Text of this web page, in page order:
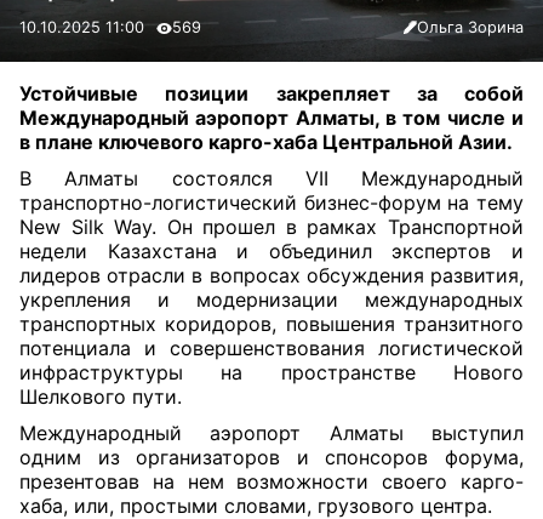
10.10.2025 11:00 569 Ольга Зорина
Устойчивые позиции закрепляет за собой
Международный аэропорт Алматы, в том числе и
в плане ключевого карго-хаба Центральной Азии.
В Алматы состоялся VII Международный
транспортно-логистический бизнес-форум на тему
New Silk Way. Он прошел в рамках Транспортной
недели Казахстана и объединил экспертов и
лидеров отрасли в вопросах обсуждения развития,
укрепления и модернизации международных
транспортных коридоров, повышения транзитного
потенциала и совершенствования логистической
инфраструктуры на пространстве Нового
Шелкового пути.
Международный аэропорт Алматы выступил
одним из организаторов и спонсоров форума,
презентовав на нем возможности своего карго-
хаба, или, простыми словами, грузового центра.